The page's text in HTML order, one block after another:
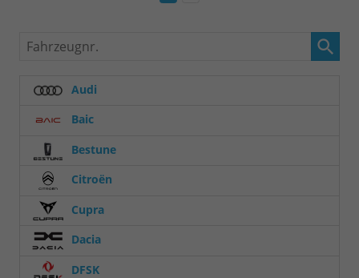
Fahrzeugnr.
Audi
Baic
Bestune
Citroën
Cupra
Dacia
DFSK